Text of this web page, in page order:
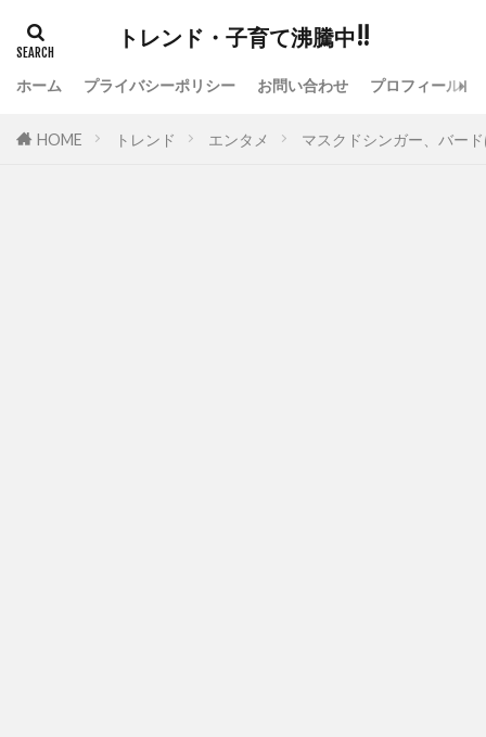
トレンド・子育て沸騰中!!
ホーム プライバシーポリシー お問い合わせ プロフィール
HOME トレンド エンタメ マスクドシンガー、バー